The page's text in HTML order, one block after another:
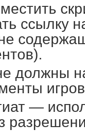
ссылку
должны
—